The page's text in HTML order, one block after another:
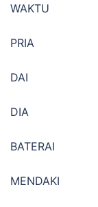
WAKTU
PRIA
DAI
DIA
BATERAI
MENDAKI